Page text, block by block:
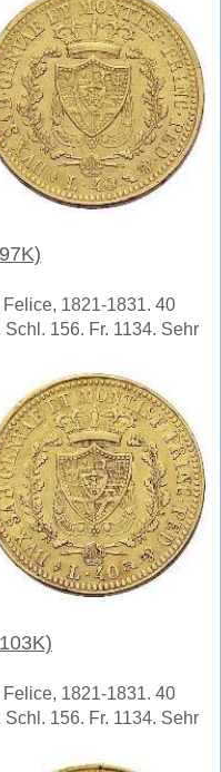
1821-1831. 40
156. Fr. 1134. Sehr
1821-1831. 40
156. Fr. 1134. Sehr